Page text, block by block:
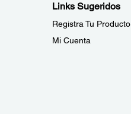
Links Sugeridos
Registra Tu Producto
Mi Cuenta